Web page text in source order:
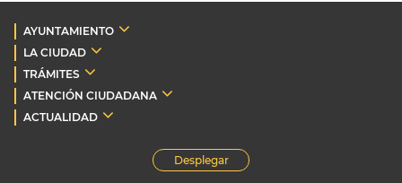
AYUNTAMIENTO
LA CIUDAD
TRÁMITES
ATENCIÓN CIUDADANA
ACTUALIDAD
Desplegar